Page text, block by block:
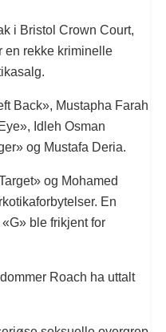
i Bristol Crown Court,
en rekke kriminelle
Back», Mustapha Farah
Idleh Osman
og Mustafa Deria.
og Mohamed
En
ble frikjent for
Roach ha uttalt